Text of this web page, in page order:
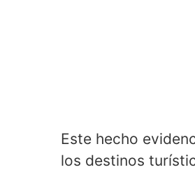
Este hecho
los destinos